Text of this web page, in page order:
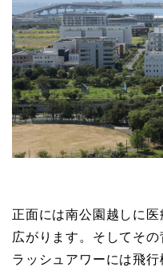
正面には南公園越しに
広がります。そしてそ
ラッシュアワーには飛行